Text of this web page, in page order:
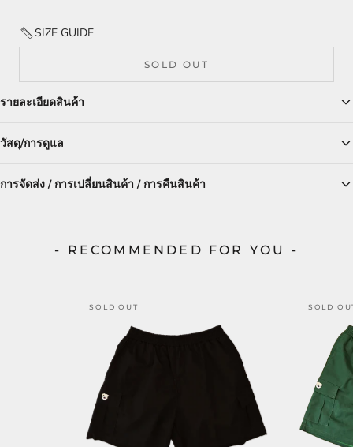
SIZE GUIDE
SOLD OUT
รายละเอียดสินค้า
วัสดุ/การดูแล
การจัดส่ง / การเปลี่ยนสินค้า / การคืนสินค้า
- RECOMMENDED FOR YOU -
SOLD OUT SOLD